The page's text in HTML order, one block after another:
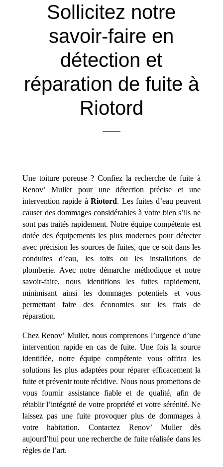
Sollicitez notre
savoir-faire en
détection et
réparation de fuite à
Riotord
Une toiture poreuse ? Confiez la recherche de fuite à
Renov’ Muller pour une détection précise et une
intervention rapide àRiotord. Les fuites d’eau peuvent
causer des dommages considérables à votre bien s’ils ne
sont pas traités rapidement. Notre équipe compétente est
dotée des équipements les plus modernes pour détecter
avec précision les sources de fuites, que ce soit dans les
conduites d’eau, les toits ou les installations de
plomberie. Avec notre démarche méthodique et notre
savoir-faire, nous identifions les fuites rapidement,
minimisant ainsi les dommages potentiels et vous
permettant faire des économies sur les frais de
réparation.
Chez Renov’ Muller, nous comprenons l’urgence d’une
intervention rapide en cas de fuite. Une fois la source
identifiée, notre équipe compétente vous offrira les
solutions les plus adaptées pour réparer efficacement la
fuite et prévenir toute récidive. Nous nous promettons de
vous fournir assistance fiable et de qualité, afin de
rétablir l’intégrité de votre propriété et votre sérénité. Ne
laissez pas une fuite provoquer plus de dommages à
votre habitation. Contactez Renov’ Muller dès
aujourd’hui pour une recherche de fuite réalisée dans les
règles de l’art.